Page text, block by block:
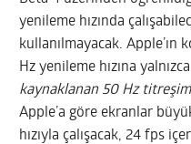
yenileme hızında
kullanılmayacak.
Hz yenileme hızına
kaynaklanan 50 Hz
Apple’a göre ekranlar
hızıyla çalışacak, 24 fps